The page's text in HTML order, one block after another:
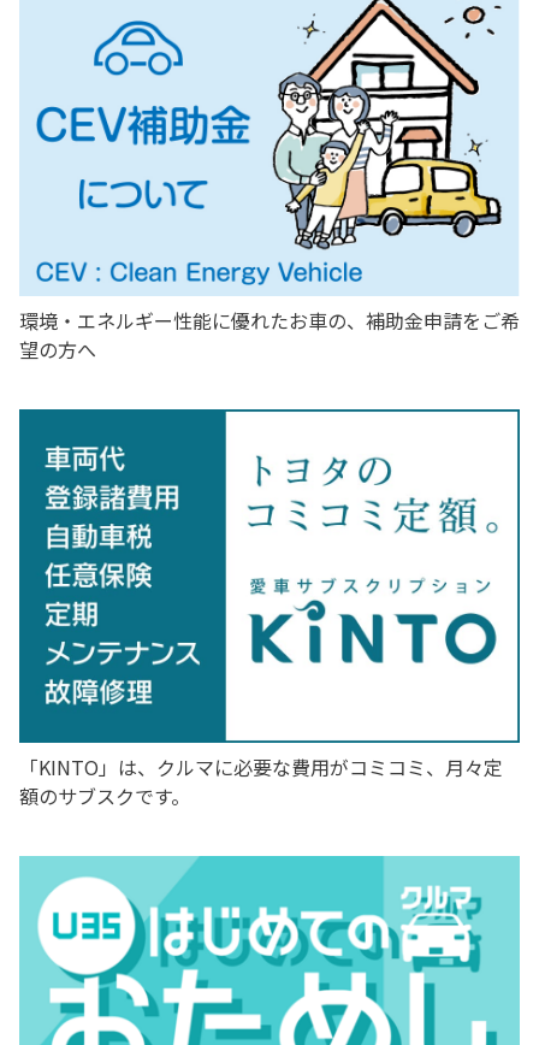
詳しくはこちら
2026-06-03
新型アルファード デビュー！
その先を一歩ゆく。新型アルファードがデビューいたしまし
た！
詳しくはこちら
2026-05-28
山梨広告賞 協会賞を受賞！
山梨トヨタグループで出稿した新聞広告が、第54回 山梨広告
賞 新聞広告8段以上の部で協会賞を受賞しました！
詳しくはこちら
夏季休業のお知らせ
いつも山梨トヨタをご利用いただきありがとうございます。
誠に勝手ながら、当社全店舗下記の通り夏季休業とさせてい
期間：8月11日(月)～19日(火)
※8月20日(水)9:30より通常営業いたします。
事故故障でお困りの際
▶山梨トヨタ夜間休日サポートデスク
0120-859-222
環境・エネルギー性能に優れたお車の、補助金申請をご希
望の方へ
「KINTO」は、クルマに必要な費用がコミコミ、月々定
額のサブスクです。